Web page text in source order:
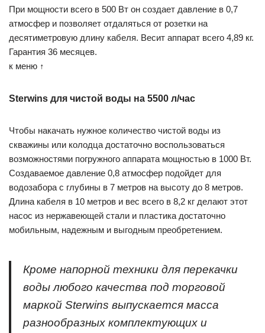
При мощности всего в 500 Вт он создает давление в 0,7
атмосфер и позволяет отдаляться от розетки на
десятиметровую длину кабеля. Весит аппарат всего 4,89 кг.
Гарантия 36 месяцев.
к меню ↑
Sterwins для чистой воды на 5500 л/час
Чтобы накачать нужное количество чистой воды из
скважины или колодца достаточно воспользоваться
возможностями погружного аппарата мощностью в 1000 Вт.
Создаваемое давление 0,8 атмосфер подойдет для
водозабора с глубины в 7 метров на высоту до 8 метров.
Длина кабеля в 10 метров и вес всего в 8,2 кг делают этот
насос из нержавеющей стали и пластика достаточно
мобильным, надежным и выгодным преобретением.
Кроме напорной техники для перекачки
воды любого качества под торговой
маркой Sterwins выпускается масса
разнообразных комплектующих и